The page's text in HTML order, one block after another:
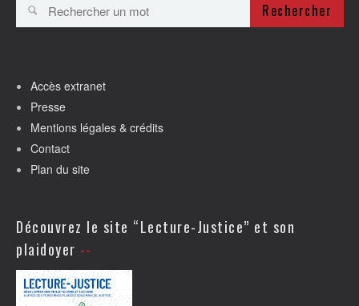
Rechercher
Accès extranet
Presse
Mentions légales & crédits
Contact
Plan du site
Découvrez le site “Lecture-Justice” et son
plaidoyer